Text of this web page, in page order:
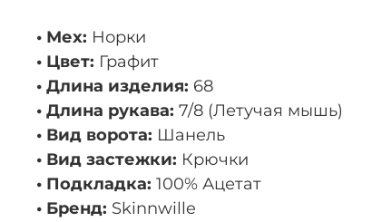
• Мех: Норки
• Цвет: Графит
• Длина изделия: 68
• Длина рукава: 7/8 (Летучая мышь)
• Вид ворота: Шанель
• Вид застежки: Крючки
• Подкладка: 100% Ацетат
• Бренд: Skinnwille